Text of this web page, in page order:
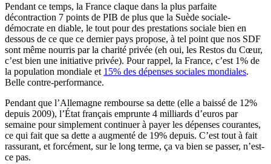
Pendant ce temps, la France claque dans la plus parfaite
décontraction 7 points de PIB de plus que la Suède sociale-
démocrate en diable, le tout pour des prestations sociale bien en
dessous de ce que ce dernier pays propose, à tel point que nos SDF
sont même nourris par la charité privée (eh oui, les Restos du Cœur,
c’est bien une initiative privée). Pour rappel, la France, c’est 1% de
la population mondiale et 15% des dépenses sociales mondiales.
Belle contre-performance.
Pendant que l’Allemagne rembourse sa dette (elle a baissé de 12%
depuis 2009), l’État français emprunte 4 milliards d’euros par
semaine pour simplement continuer à payer les dépenses courantes,
ce qui fait que sa dette a augmenté de 19% depuis. C’est tout à fait
rassurant, et forcément, sur le long terme, ça va bien se passer, n’est-
ce pas.